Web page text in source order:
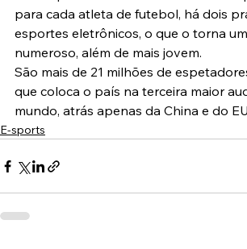
para cada atleta de futebol, há dois
esportes eletrônicos, o que o torna
numeroso, além de mais jovem.
São mais de 21 milhões de
que coloca o país na terceira maior
mundo, atrás apenas da China e do
E-sports